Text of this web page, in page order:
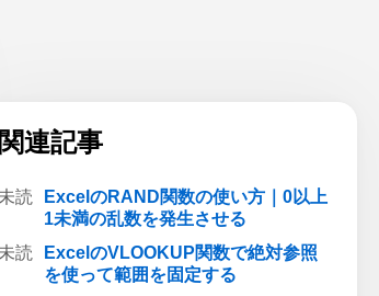
関連記事
ExcelのRAND関数の使い方｜0以上
1未満の乱数を発生させる
ExcelのVLOOKUP関数で絶対参照
を使って範囲を固定する